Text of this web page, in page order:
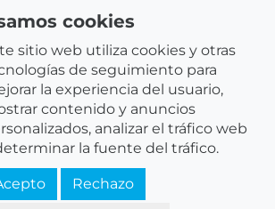
compra:
cerca de usted
224 338.
© 2026 BEMETA
cookies
sitio web utiliza cookies y otras
de seguimiento para
la experiencia del usuario,
contenido y anuncios
analizar el tráfico web
la fuente del tráfico.
Rechazo